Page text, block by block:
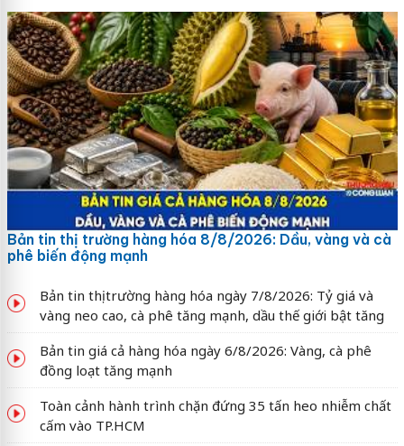
Bản tin thị trường hàng hóa 8/8/2026: Dầu, vàng và cà
phê biến động mạnh
Bản tin thị trường hàng hóa ngày 7/8/2026: Tỷ giá và
vàng neo cao, cà phê tăng mạnh, dầu thế giới bật tăng
Bản tin giá cả hàng hóa ngày 6/8/2026: Vàng, cà phê
đồng loạt tăng mạnh
Toàn cảnh hành trình chặn đứng 35 tấn heo nhiễm chất
cấm vào TP.HCM